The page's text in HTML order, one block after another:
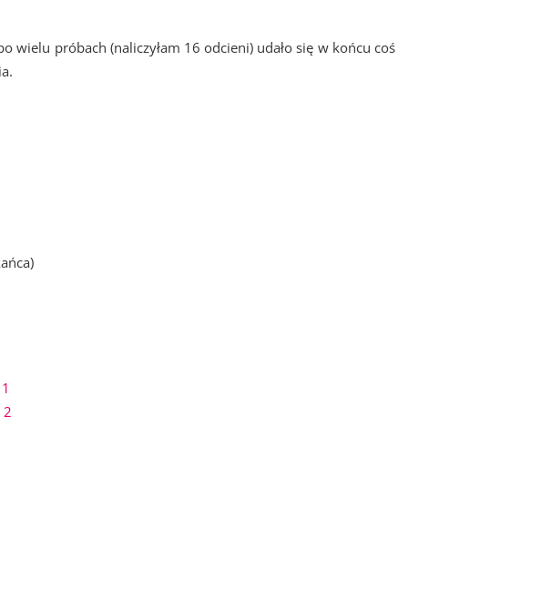
wielu próbach (naliczyłam 16 odcieni) udało się w końcu coś